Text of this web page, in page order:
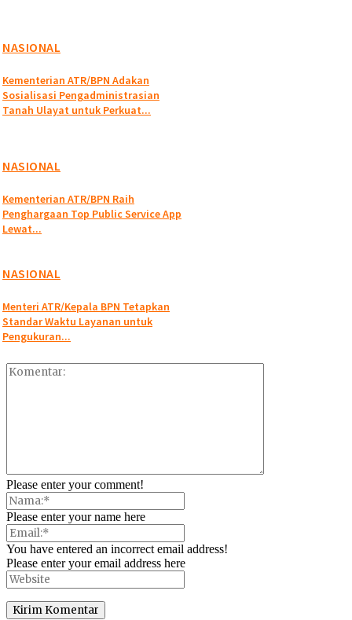
NASIONAL
Kementerian ATR/BPN Adakan
Sosialisasi Pengadministrasian
Tanah Ulayat untuk Perkuat...
NASIONAL
Kementerian ATR/BPN Raih
Penghargaan Top Public Service App
Lewat...
NASIONAL
Menteri ATR/Kepala BPN Tetapkan
Standar Waktu Layanan untuk
Pengukuran...
Please enter your comment!
Please enter your name here
You have entered an incorrect email address!
Please enter your email address here